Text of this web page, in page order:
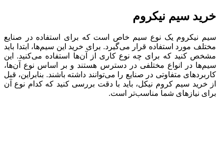
خرید سیم نیکروم
سیم نیکروم یک نوع سیم خاص است که برای استفاده در صنایع
مختلف مورد استفاده قرار می‌گیرد. برای خرید این سیم‌ها، ابتدا باید
مشخص کنید که برای چه نوع کاری از آن‌ها استفاده می‌کنید. این
سیم‌ها در انواع مختلفی در دسترس هستند و بر اساس نوع آن‌ها،
کاربردهای متفاوتی در صنایع را می‌توانند داشته باشند. بنابراین، قبل
از خرید سیم کروم نیکل، باید با دقت بررسی کنید که کدام نوع آن
برای نیازهای شما مناسب‌تر است.